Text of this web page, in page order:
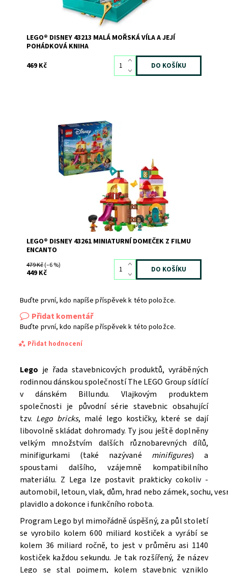
LEGO® DISNEY 43213 MALÁ MOŘSKÁ VÍLA A JEJÍ
POHÁDKOVÁ KNIHA
469 Kč
Dostupnost: Skladem>3
12315
LEGO
LEGO® DISNEY 43261 MINIATURNÍ DOMEČEK Z FILMU
ENCANTO
479 Kč(–6 %)
449 Kč
Buďte první, kdo napíše příspěvek k této položce.
Přidat komentář
Buďte první, kdo napíše příspěvek k této položce.
Přidat hodnocení
Souhlasím seZpracováním osobních údajů.
Lego je řada stavebnicových produktů, vyráběných
rodinnou dánskou společností The LEGO Group sídlící
v dánském Billundu. Vlajkovým produktem
společnosti je původní série stavebnic obsahující
tzv. Lego bricks, malé lego kostičky, které se dají
libovolně skládat dohromady. Ty jsou ještě doplněny
velkým množstvím dalších různobarevných dílů,
minifigurkami (také nazývané minifigures) a
spoustami dalšího, vzájemně kompatibilního
materiálu. Z Lega lze postavit prakticky cokoliv -
automobil, letoun, vlak, dům, hrad nebo zámek, sochu,
plavidlo a dokonce i funkčního robota.
Program Lego byl mimořádně úspěšný, za půl století
se vyrobilo kolem 600 miliard kostiček a vyrábí se
kolem 36 miliard ročně, to jest v průměru asi 1140
kostiček každou sekundu. Je tak rozšířený, že název
Lego se stal pojmem, kolem stavebnic vzniklo